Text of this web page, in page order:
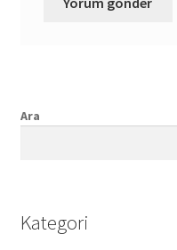
Ara
Kategori